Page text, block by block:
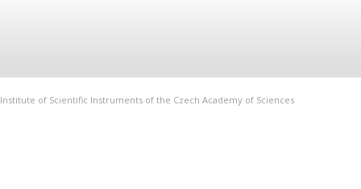
Institute of Scientific Instruments of the Czech Academy of Sciences